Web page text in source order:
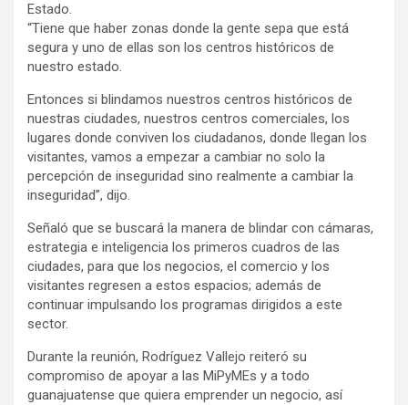
Estado.
“Tiene que haber zonas donde la gente sepa que está
segura y uno de ellas son los centros históricos de
nuestro estado.
Entonces si blindamos nuestros centros históricos de
nuestras ciudades, nuestros centros comerciales, los
lugares donde conviven los ciudadanos, donde llegan los
visitantes, vamos a empezar a cambiar no solo la
percepción de inseguridad sino realmente a cambiar la
inseguridad”, dijo.
Señaló que se buscará la manera de blindar con cámaras,
estrategia e inteligencia los primeros cuadros de las
ciudades, para que los negocios, el comercio y los
visitantes regresen a estos espacios; además de
continuar impulsando los programas dirigidos a este
sector.
Durante la reunión, Rodríguez Vallejo reiteró su
compromiso de apoyar a las MiPyMEs y a todo
guanajuatense que quiera emprender un negocio, así